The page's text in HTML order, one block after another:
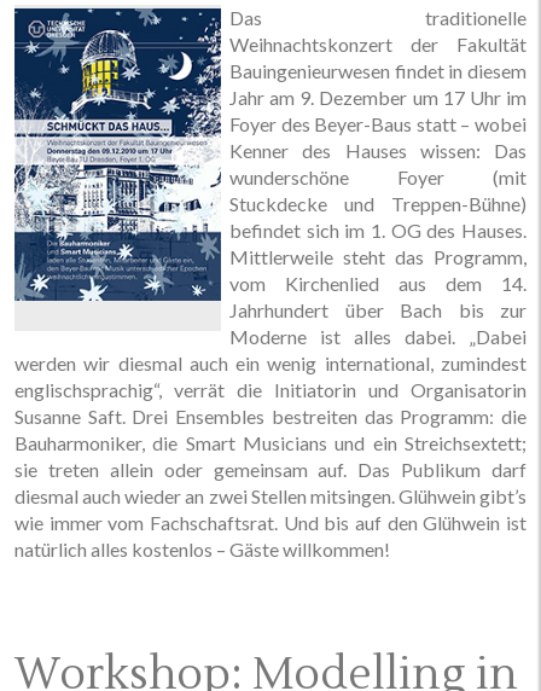
Das traditionelle
Weihnachtskonzert der Fakultät
Bauingenieurwesen findet in diesem
Jahr am 9. Dezember um 17 Uhr im
Foyer des Beyer-Baus statt – wobei
Kenner des Hauses wissen: Das
wunderschöne Foyer (mit
Stuckdecke und Treppen-Bühne)
befindet sich im 1. OG des Hauses.
Mittlerweile steht das Programm,
vom Kirchenlied aus dem 14.
Jahrhundert über Bach bis zur
Moderne ist alles dabei. „Dabei
werden wir diesmal auch ein wenig international, zumindest
englischsprachig“, verrät die Initiatorin und Organisatorin
Susanne Saft. Drei Ensembles bestreiten das Programm: die
Bauharmoniker, die Smart Musicians und ein Streichsextett;
sie treten allein oder gemeinsam auf. Das Publikum darf
diesmal auch wieder an zwei Stellen mitsingen. Glühwein gibt’s
wie immer vom Fachschaftsrat. Und bis auf den Glühwein ist
natürlich alles kostenlos – Gäste willkommen!
Workshop: Modelling in